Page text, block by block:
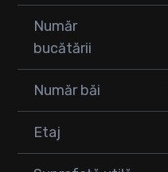
Număr
bucătării
Număr băi
Etaj